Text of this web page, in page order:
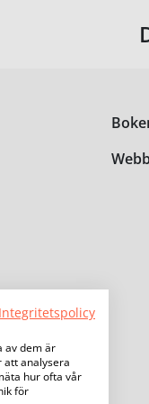
Integritetspolicy
av dem är
att analysera
hur ofta vår
för